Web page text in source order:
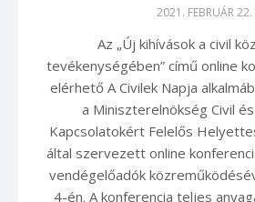
2021. FEBRUÁR 22.
Az „Új kihívások a civil
tevékenységében” című online
elérhető A Civilek Napja
a Miniszterelnökség Civil
Kapcsolatokért Felelős
által szervezett online
vendégelőadók
4-én. A konferencia teljes